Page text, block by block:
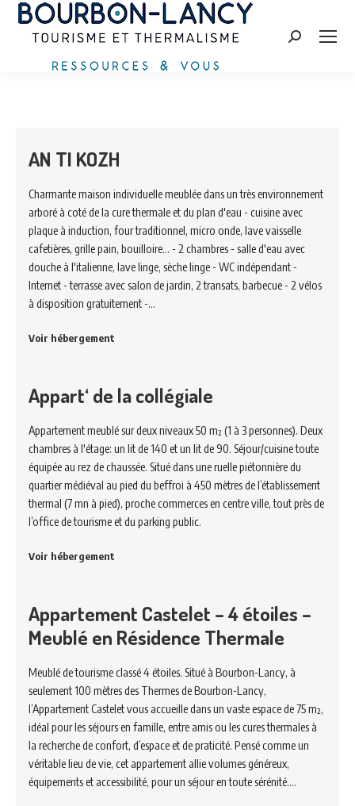
Search:
AN TI KOZH
Charmante maison individuelle meublée dans un très environnement
arboré à coté de la cure thermale et du plan d'eau - cuisine avec
plaque à induction, four traditionnel, micro onde, lave vaisselle
cafetières, grille pain, bouilloire... - 2 chambres - salle d'eau avec
douche à l'italienne, lave linge, sèche linge - WC indépendant -
Internet - terrasse avec salon de jardin, 2 transats, barbecue - 2 vélos
à disposition gratuitement -…
Voir hébergement
Appart‘ de la collégiale
Appartement meublé sur deux niveaux 50 m² (1 à 3 personnes). Deux
chambres à l'étage: un lit de 140 et un lit de 90. Séjour/cuisine toute
équipée au rez de chaussée. Situé dans une ruelle piétonnière du
quartier médiéval au pied du beffroi à 450 mètres de l’établissement
thermal (7 mn à pied), proche commerces en centre ville, tout près de
l’office de tourisme et du parking public.
Voir hébergement
Appartement Castelet – 4 étoiles –
Meublé en Résidence Thermale
Meublé de tourisme classé 4 étoiles. Situé à Bourbon-Lancy, à
seulement 100 mètres des Thermes de Bourbon-Lancy,
l’Appartement Castelet vous accueille dans un vaste espace de 75 m²,
idéal pour les séjours en famille, entre amis ou les cures thermales à
la recherche de confort, d’espace et de praticité. Pensé comme un
véritable lieu de vie, cet appartement allie volumes généreux,
équipements et accessibilité, pour un séjour en toute sérénité.…